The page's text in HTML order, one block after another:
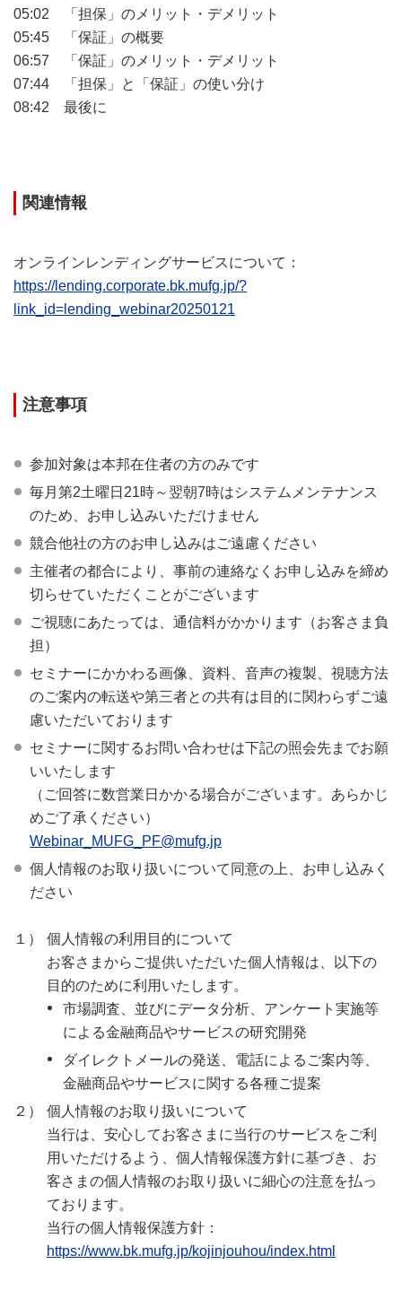
05:02 「担保」のメリット・デメリット
05:45 「保証」の概要
06:57 「保証」のメリット・デメリット
07:44 「担保」と「保証」の使い分け
08:42 最後に
関連情報
オンラインレンディングサービスについて：
https://lending.corporate.bk.mufg.jp/?
link_id=lending_webinar20250121
注意事項
参加対象は本邦在住者の⽅のみです
毎月第2土曜日21時～翌朝7時はシステムメンテナンス
のため、お申し込みいただけません
競合他社の方のお申し込みはご遠慮ください
主催者の都合により、事前の連絡なくお申し込みを締め
切らせていただくことがございます
ご視聴にあたっては、通信料がかかります（お客さま負
担）
セミナーにかかわる画像、資料、音声の複製、視聴方法
のご案内の転送や第三者との共有は目的に関わらずご遠
慮いただいております
セミナーに関するお問い合わせは下記の照会先までお願
いいたします
（ご回答に数営業日かかる場合がございます。あらかじ
めご了承ください）
Webinar_MUFG_PF@mufg.jp
個人情報のお取り扱いについて同意の上、お申し込みく
ださい
１）
個人情報の利用目的について
お客さまからご提供いただいた個人情報は、以下の
目的のために利用いたします。
市場調査、並びにデータ分析、アンケート実施等
による金融商品やサービスの研究開発
ダイレクトメールの発送、電話によるご案内等、
金融商品やサービスに関する各種ご提案
２）
個人情報のお取り扱いについて
当行は、安心してお客さまに当行のサービスをご利
用いただけるよう、個人情報保護方針に基づき、お
客さまの個人情報のお取り扱いに細心の注意を払っ
ております。
当行の個人情報保護方針：
https://www.bk.mufg.jp/kojinjouhou/index.html